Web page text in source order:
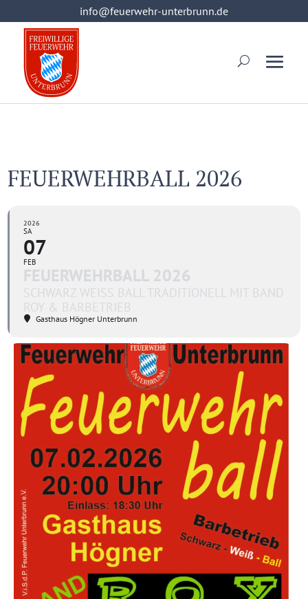
info@feuerwehr-unterbrunn.de
info@feuerwehr-unterbrunn.de
FEUERWEHRBALL 2026
2026
SA
07
FEB
FEUERWEHRBALL 2026
SCHWARZ WEISS BALL TRADITIONELL MIT BAND R
OY & BARBETRIEB
Gasthaus Högner Unterbrunn